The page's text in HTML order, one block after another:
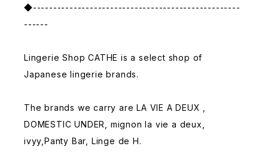
◆---------------------------------------------------
------
Lingerie Shop CATHE is a select shop of
Japanese lingerie brands.
The brands we carry are LA VIE A DEUX ,
DOMESTIC UNDER, mignon la vie a deux,
ivyy,Panty Bar, Linge de H.